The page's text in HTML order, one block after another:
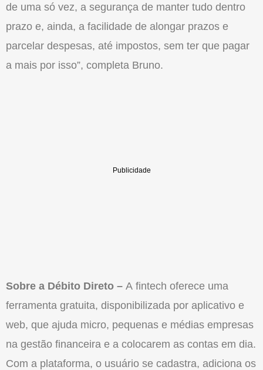
de uma só vez, a segurança de manter tudo dentro
prazo e, ainda, a facilidade de alongar prazos e
parcelar despesas, até impostos, sem ter que pagar
a mais por isso”, completa Bruno.
Sobre a Débito Direto – A fintech oferece uma
ferramenta gratuita, disponibilizada por aplicativo e
web, que ajuda micro, pequenas e médias empresas
na gestão financeira e a colocarem as contas em dia.
Com a plataforma, o usuário se cadastra, adiciona os